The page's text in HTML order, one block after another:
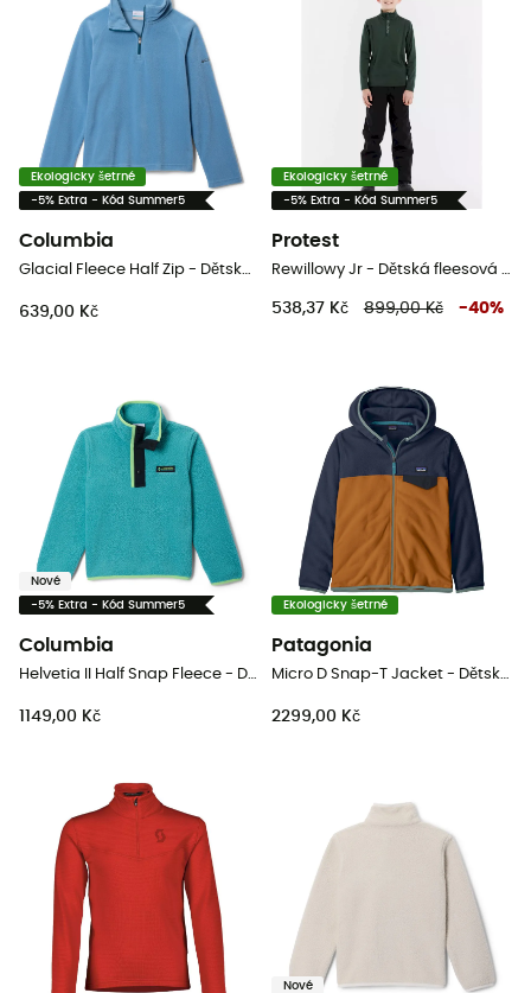
Ekologicky šetrné
-5% Extra - Kód Summer5
Columbia
Glacial Fleece Half Zip - Dětská fleesová mikina
639,00 Kč
Ekologicky šetrné
-5% Extra - Kód Summer5
Protest
Rewillowy Jr - Dětská fleesová mikina
538,37 Kč 899,00 Kč -40%
Nové
-5% Extra - Kód Summer5
Columbia
Helvetia II Half Snap Fleece - Dětská fleesová mikina
1149,00 Kč
Ekologicky šetrné
Patagonia
Micro D Snap-T Jacket - Dětská fleesová mikina
2299,00 Kč
Nové